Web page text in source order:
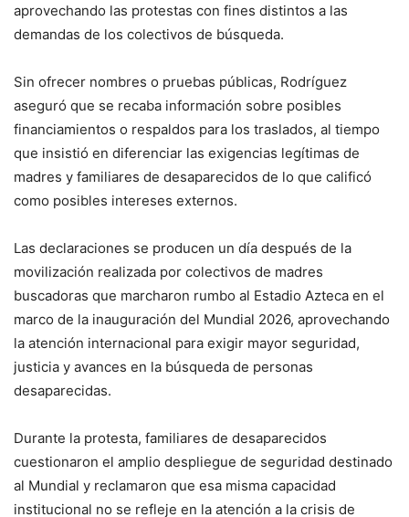
aprovechando las protestas con fines distintos a las
demandas de los colectivos de búsqueda.
Sin ofrecer nombres o pruebas públicas, Rodríguez
aseguró que se recaba información sobre posibles
financiamientos o respaldos para los traslados, al tiempo
que insistió en diferenciar las exigencias legítimas de
madres y familiares de desaparecidos de lo que calificó
como posibles intereses externos.
Las declaraciones se producen un día después de la
movilización realizada por colectivos de madres
buscadoras que marcharon rumbo al Estadio Azteca en el
marco de la inauguración del Mundial 2026, aprovechando
la atención internacional para exigir mayor seguridad,
justicia y avances en la búsqueda de personas
desaparecidas.
Durante la protesta, familiares de desaparecidos
cuestionaron el amplio despliegue de seguridad destinado
al Mundial y reclamaron que esa misma capacidad
institucional no se refleje en la atención a la crisis de